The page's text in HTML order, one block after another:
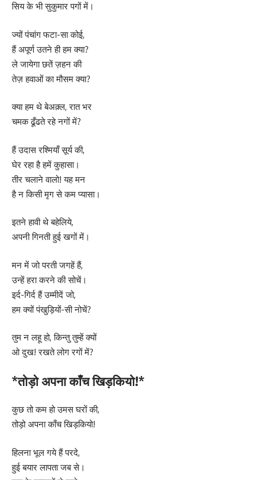
सिय के भी सुकुमार पगों में।
ज्यों पंचांग फटा-सा कोई,
हैं अपूर्ण उतने ही हम क्या?
ले जायेगा छतें ज़हन की
तेज़ हवाओं का मौसम क्या?
क्या हम थे बेअक़्ल, रात भर
चमक ढूँढते रहे नगों में?
हैं उदास रश्मियाँ सूर्य की,
घेर रहा है हमें कुहासा।
तीर चलाने वालो! यह मन
है न किसी मृग से कम प्यासा।
इतने हावी थे बहेलिये,
अपनी गिनती हुई खगों में।
मन में जो परती जगहें हैं,
उन्हें हरा करने की सोचें।
इर्द-गिर्द हैं उम्मीदें जो,
हम क्यों पंखुड़ियों-सी नोचें?
तुम न लहू हो, किन्तु तुम्हें क्यों
ओ दुख! रखते लोग रगों में?
*तोड़ो अपना काँच खिड़कियो!*
कुछ तो कम हो उमस घरों की,
तोड़ो अपना काँच खिड़कियो!
हिलना भूल गये हैं परदे,
हुई बयार लापता जब से।